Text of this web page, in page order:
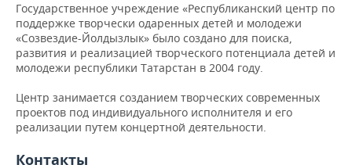
ТОРГОВЫЕ ЦЕНТРЫ
ТАТАРСТАНА
ИНВЕСТИЦИИ
МАШИНОСТРОЕНИЕ
НЕФТЕХИМИЯ
ОПК
ЭНЕРГЕТИКА
НОВОСТИ БИЗНЕСА
РОЗНИЧНАЯ ТОРГОВЛЯ
ТРАНСПОРТ
ТЕХНОЛОГИИ
НОВОСТИ ТЕХНОЛОГИЙ
IT
МЕРОПРИЯТИЯ
НОВОСТИ МЕРОПРИЯТИЙ
СПОРТ
Государственное учреждение «Республиканский центр по
поддержке творчески одаренных детей и молодежи
«Созвездие-Йолдызлык» было создано для поиска,
развития и реализацией творческого потенциала детей и
молодежи республики Татарстан в 2004 году.
Центр занимается созданием творческих современных
проектов под индивидуального исполнителя и его
реализации путем концертной деятельности.
Контакты